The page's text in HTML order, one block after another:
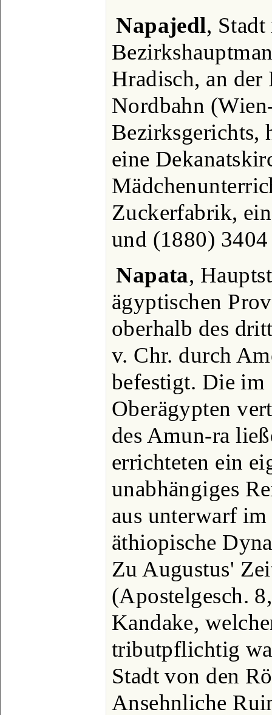
Napajedl,
Hradisch, an
Nordbahn
Bezirksgerichts,
eine
Zuckerfabrik,
und (1880)
Napata,
ägyptischen
oberhalb des
v. Chr. durch
befestigt. Die im
Oberägypten
des Amun-ra
errichteten ein
unabhängiges
aus unterwarf
äthiopische
Zu Augustus'
(Apostelgesch.
Kandake,
tributpflichtig
Stadt von den
Ansehnliche